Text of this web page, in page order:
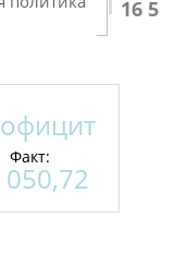
16
Факт:
050,72